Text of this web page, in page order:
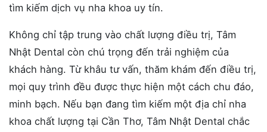
tìm kiếm dịch vụ nha khoa uy tín.
Không chỉ tập trung vào chất lượng điều trị, Tâm
Nhật Dental còn chú trọng đến trải nghiệm của
khách hàng. Từ khâu tư vấn, thăm khám đến điều trị,
mọi quy trình đều được thực hiện một cách chu đáo,
minh bạch. Nếu bạn đang tìm kiếm một địa chỉ nha
khoa chất lượng tại Cần Thơ, Tâm Nhật Dental chắc